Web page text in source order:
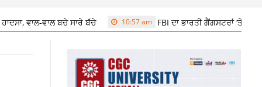
ਬਚੇ ਸਾਰੇ ਬੱਚੇ 10:57 am FBI ਦਾ ਭਾਰਤੀ ਗੈਂਗਸਟਰਾਂ ‘ਤੇ ਵੱਡਾ ਐਕਸ਼ਨ,